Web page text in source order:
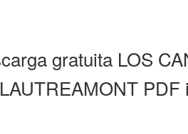
gratuita LOS
PDF